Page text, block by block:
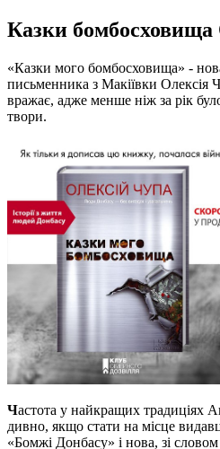
Казки
«Казки мого бомбосховища» -
письменника з Макіївки Олексія
вражає, адже менше ніж за рік
твори.
Частота у найкращих традиціях
дивно, якщо стати на місце
«Бомжі Донбасу» і нова, зі